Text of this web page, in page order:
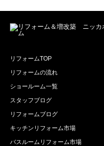
リフォームTOP
リフォームの流れ
ショールーム一覧
スタッフブログ
リフォームブログ
キッチンリフォーム市場
バスルームリフォーム市場